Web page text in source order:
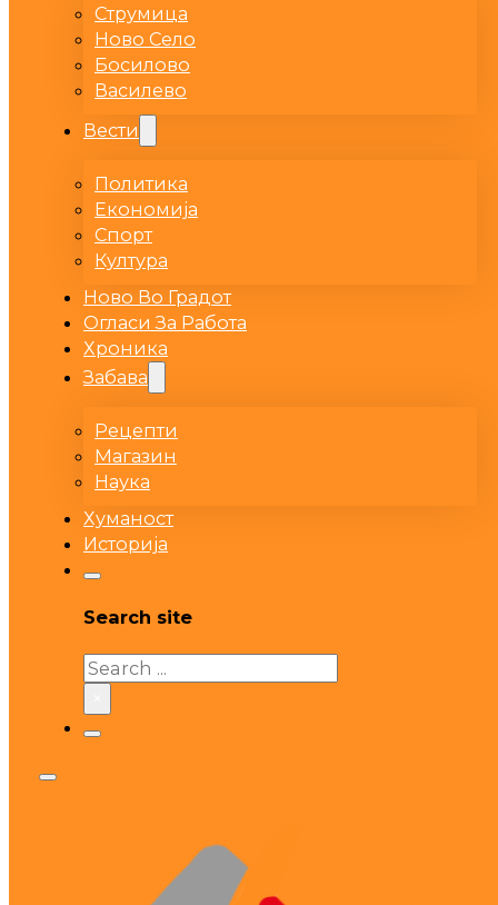
Струмица
Ново Село
Босилово
Василево
Вести
Политика
Економија
Спорт
Култура
Ново Во Градот
Огласи За Работа
Хроника
Забава
Рецепти
Магазин
Наука
Хуманост
Историја
Search site
Search